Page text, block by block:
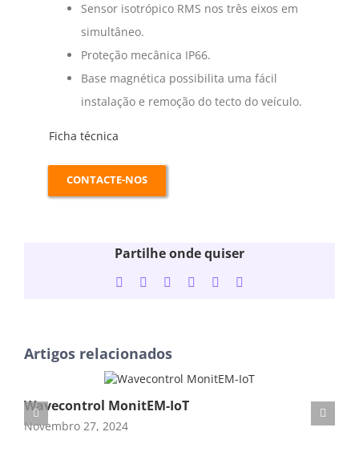
Sensor isotrópico RMS nos três eixos em
simultâneo.
Proteção mecânica IP66.
Base magnética possibilita uma fácil
instalação e remoção do tecto do veículo.
Ficha técnica
CONTACTE-NOS
Partilhe onde quiser
Facebook
TwitterLinkedInWhatsApp
Tumblr
Artigos relacionados
Wavecontrol MonitEM-IoT
Novembro 27, 2024